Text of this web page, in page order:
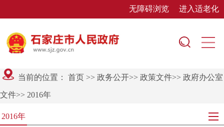
无障碍浏览 进入适老化
当前的位置： 首页 >> 政务公开>> 政策文件>> 政府办公室
文件>> 2016年
2016年